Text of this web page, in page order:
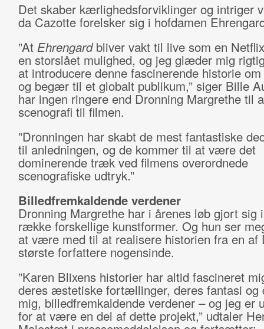
Det skaber kærlighedsforviklinger og intriger
da Cazotte forelsker sig i hofdamen
”At Ehrengardbliver vakt til live som en
en storslået mulighed, og jeg glæder mig
at introducere denne fascinerende historie
og begær til et globalt publikum,” siger Bille
har ingen ringere end Dronning Margrethe til
scenografi til filmen.
”Dronningen har skabt de mest fantastiske
til anledningen, og de kommer til at være det
dominerende træk ved filmens overordnede
scenografiske udtryk.”
Billedfremkaldende verdener
Dronning Margrethe har i årenes løb gjort sig
række forskellige kunstformer. Og hun ser
at være med til at realisere historien fra en af
største forfattere nogensinde.
”Karen Blixens historier har altid fascineret
deres æstetiske fortællinger, deres fantasi og
mig, billedfremkaldende verdener – og jeg er
for at være en del af dette projekt,” udtaler